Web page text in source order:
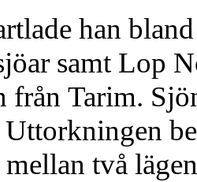
han
samt Lop
från Tarim.
två